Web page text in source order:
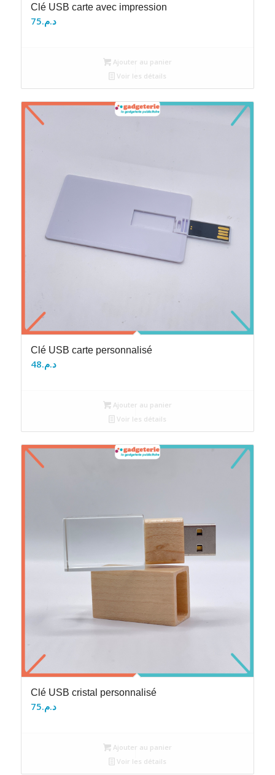
Clé USB carte avec impression
د.م.75
Ajouter au panier
Voir les détails
Clé USB carte personnalisé
د.م.48
Ajouter au panier
Voir les détails
Clé USB cristal personnalisé
د.م.75
Ajouter au panier
Voir les détails